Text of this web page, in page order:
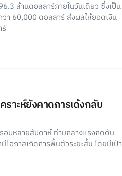
ล้านดอลลาร์ภายในวันเดียว ซึ่งเป็น
า 60,000 ดอลลาร์ ส่งผลให้ยอดเงิน
ร์
าะห์ยังคาดการเด้งกลับ
อบหลายสัปดาห์ ท่ามกลางแรงกดดัน
โอกาสเกิดการฟื้นตัวระยะสั้น โดยมีเป้า